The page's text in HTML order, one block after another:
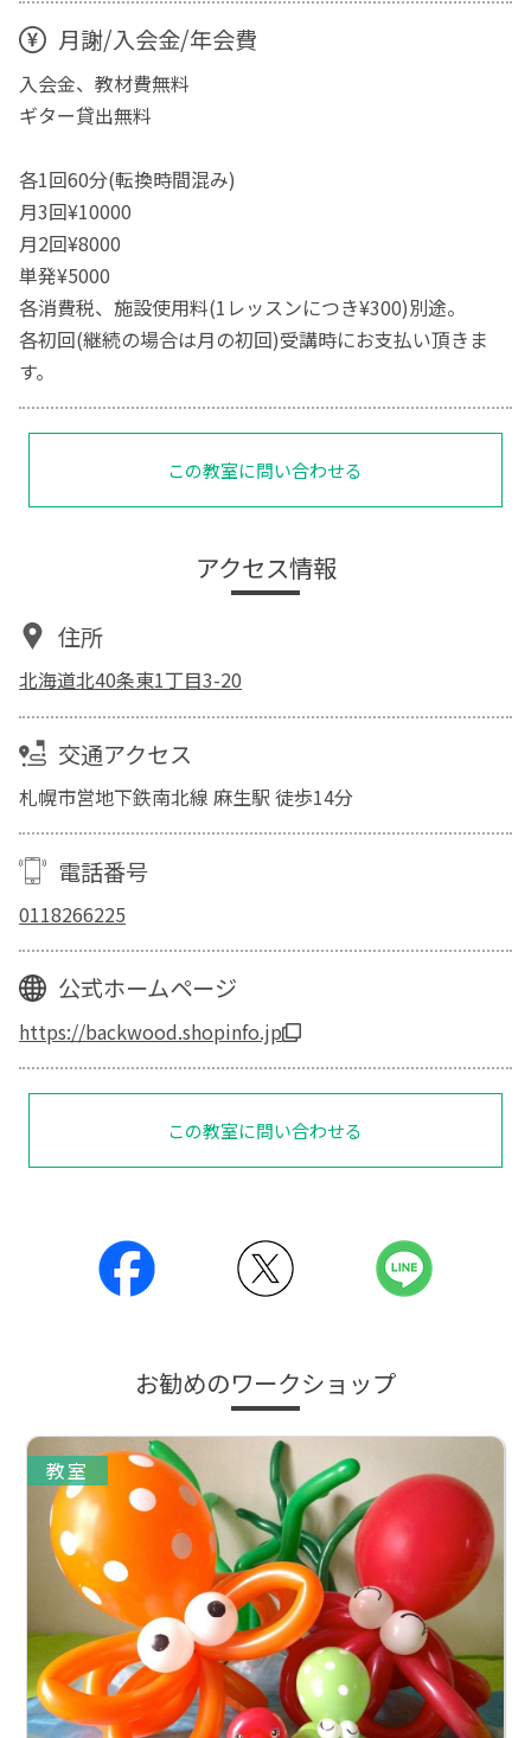
月謝/入会金/年会費
入会金、教材費無料
ギター貸出無料
各1回60分(転換時間混み)
月3回¥10000
月2回¥8000
単発¥5000
各消費税、施設使用料(1レッスンにつき¥300)別途。
各初回(継続の場合は月の初回)受講時にお支払い頂きま
す。
この教室に問い合わせる
アクセス情報
住所
北海道北40条東1丁目3-20
交通アクセス
札幌市営地下鉄南北線 麻生駅 徒歩14分
電話番号
0118266225
公式ホームページ
https://backwood.shopinfo.jp
この教室に問い合わせる
お勧めのワークショップ
教室